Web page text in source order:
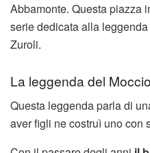
Abbamonte. Questa piazza
serie dedicata alla
Zuroli.
La leggenda del
Questa leggenda parla di
aver figli ne costruì uno con